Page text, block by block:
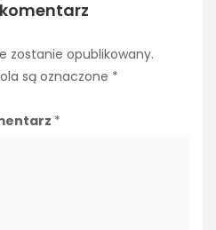
zostanie opublikowany.
są oznaczone *
*